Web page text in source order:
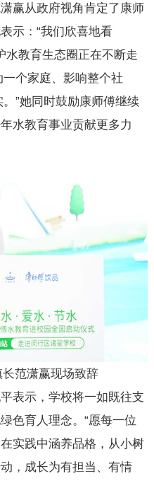
从政府视角肯定了康师
示：“我们欣喜地看
水教育生态圈正在不断走
个家庭、影响整个社
”她同时鼓励康师傅继续
水教育事业贡献更多力
范潇赢现场致辞
示，学校将一如既往支
色育人理念。“愿每一位
实践中涵养品格，从小树
，成长为有担当、有情